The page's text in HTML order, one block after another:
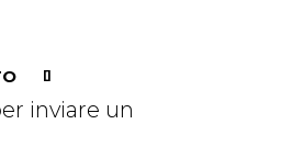
inviare un